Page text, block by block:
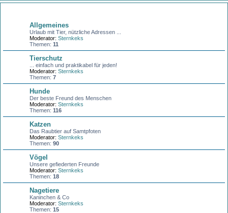
Allgemeines
Urlaub mit Tier, nützliche Adressen ...
Moderator: Sternkeks
Themen: 11
Tierschutz
... einfach und praktikabel für jeden!
Moderator: Sternkeks
Themen: 7
Hunde
Der beste Freund des Menschen
Moderator: Sternkeks
Themen: 116
Katzen
Das Raubtier auf Samtpfoten
Moderator: Sternkeks
Themen: 90
Vögel
Unsere gefiederten Freunde
Moderator: Sternkeks
Themen: 18
Nagetiere
Kaninchen & Co
Moderator: Sternkeks
Themen: 15